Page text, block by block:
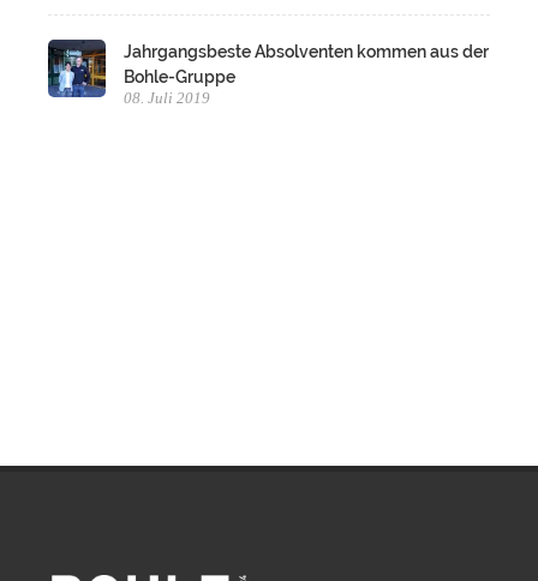
Jahrgangsbeste Absolventen kommen aus der
Bohle-Gruppe
08. Juli 2019